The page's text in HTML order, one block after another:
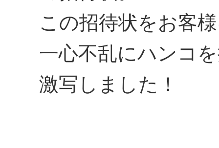
この招待状をお客
一心不乱にハンコ
激写しました！